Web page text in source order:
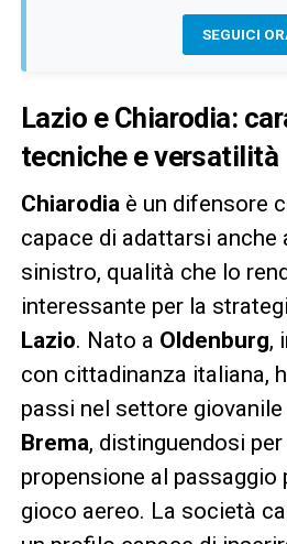
SEGUICI
Lazio e Chiarodia:
tecniche e versatilità
Chiarodiaè un difensore
capace di adattarsi anche
sinistro, qualità che lo
interessante per la
Lazio. Nato a Oldenburg,
con cittadinanza italiana,
passi nel settore giovanile
Brema, distinguendosi
propensione al passaggio
gioco aereo. La società